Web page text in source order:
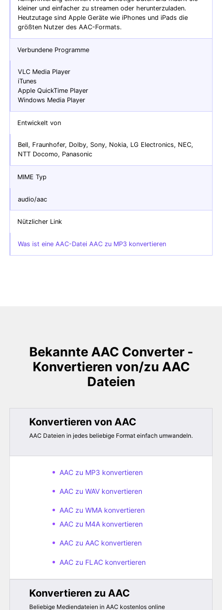
kleiner und einfacher zu streamen oder herunterzuladen.
Heutzutage sind Apple Geräte wie iPhones und iPads die
größten Nutzer des AAC-Formats.
Verbundene Programme
VLC Media Player
iTunes
Apple QuickTime Player
Windows Media Player
Entwickelt von
Bell, Fraunhofer, Dolby, Sony, Nokia, LG Electronics, NEC,
NTT Docomo, Panasonic
MIME Typ
audio/aac
Nützlicher Link
Was ist eine AAC-Datei AAC zu MP3 konvertieren
Bekannte AAC Converter -
Konvertieren von/zu AAC
Dateien
Konvertieren von AAC
AAC Dateien in jedes beliebige Format einfach umwandeln.
AAC zu MP3 konvertieren
AAC zu WAV konvertieren
AAC zu WMA konvertieren
AAC zu M4A konvertieren
AAC zu AAC konvertieren
AAC zu FLAC konvertieren
Konvertieren zu AAC
Beliebige Mediendateien in AAC kostenlos online